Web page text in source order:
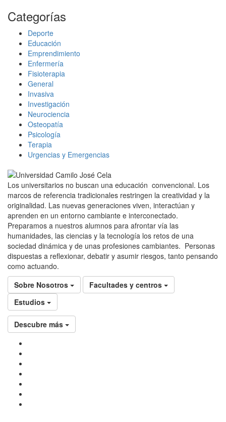
Categorías
Deporte
Educación
Emprendimiento
Enfermería
Fisioterapia
General
Invasiva
Investigación
Neurociencia
Osteopatía
Psicología
Terapia
Urgencias y Emergencias
Los universitarios no buscan una educación convencional. Los
marcos de referencia tradicionales restringen la creatividad y la
originalidad. Las nuevas generaciones viven, interactúan y
aprenden en un entorno cambiante e interconectado.
Preparamos a nuestros alumnos para afrontar vía las
humanidades, las ciencias y la tecnología los retos de una
sociedad dinámica y de unas profesiones cambiantes. Personas
dispuestas a reflexionar, debatir y asumir riesgos, tanto pensando
como actuando.
Sobre Nosotros
Facultades y centros
Estudios
Descubre más